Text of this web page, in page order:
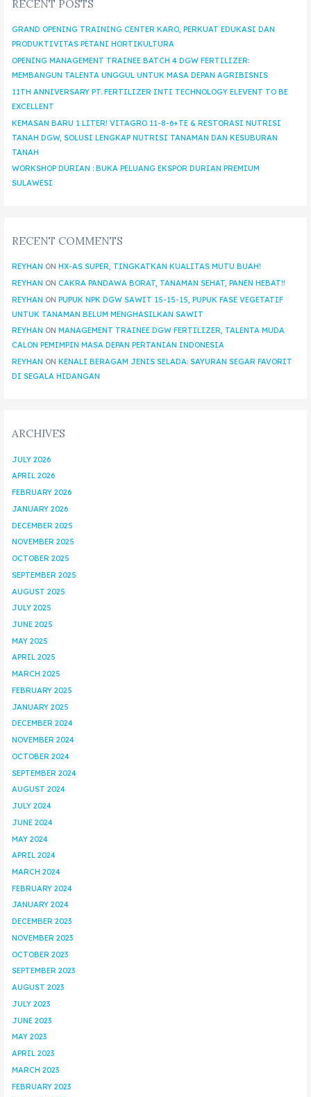
RECENT POSTS
GRAND OPENING TRAINING CENTER KARO, PERKUAT EDUKASI DAN
PRODUKTIVITAS PETANI HORTIKULTURA
OPENING MANAGEMENT TRAINEE BATCH 4 DGW FERTILIZER:
MEMBANGUN TALENTA UNGGUL UNTUK MASA DEPAN AGRIBISNIS
11TH ANNIVERSARY PT. FERTILIZER INTI TECHNOLOGY ELEVENT TO BE
EXCELLENT
KEMASAN BARU 1 LITER! VITAGRO 11-8-6+TE & RESTORASI NUTRISI
TANAH DGW, SOLUSI LENGKAP NUTRISI TANAMAN DAN KESUBURAN
TANAH
WORKSHOP DURIAN : BUKA PELUANG EKSPOR DURIAN PREMIUM
SULAWESI
RECENT COMMENTS
REYHAN ON HX-AS SUPER, TINGKATKAN KUALITAS MUTU BUAH!
REYHAN ON CAKRA PANDAWA BORAT, TANAMAN SEHAT, PANEN HEBAT!!
REYHAN ON PUPUK NPK DGW SAWIT 15-15-15, PUPUK FASE VEGETATIF
UNTUK TANAMAN BELUM MENGHASILKAN SAWIT
REYHAN ON MANAGEMENT TRAINEE DGW FERTILIZER, TALENTA MUDA
CALON PEMIMPIN MASA DEPAN PERTANIAN INDONESIA
REYHAN ON KENALI BERAGAM JENIS SELADA: SAYURAN SEGAR FAVORIT
DI SEGALA HIDANGAN
ARCHIVES
JULY 2026
APRIL 2026
FEBRUARY 2026
JANUARY 2026
DECEMBER 2025
NOVEMBER 2025
OCTOBER 2025
SEPTEMBER 2025
AUGUST 2025
JULY 2025
JUNE 2025
MAY 2025
APRIL 2025
MARCH 2025
FEBRUARY 2025
JANUARY 2025
DECEMBER 2024
NOVEMBER 2024
OCTOBER 2024
SEPTEMBER 2024
AUGUST 2024
JULY 2024
JUNE 2024
MAY 2024
APRIL 2024
MARCH 2024
FEBRUARY 2024
JANUARY 2024
DECEMBER 2023
NOVEMBER 2023
OCTOBER 2023
SEPTEMBER 2023
AUGUST 2023
JULY 2023
JUNE 2023
MAY 2023
APRIL 2023
MARCH 2023
FEBRUARY 2023